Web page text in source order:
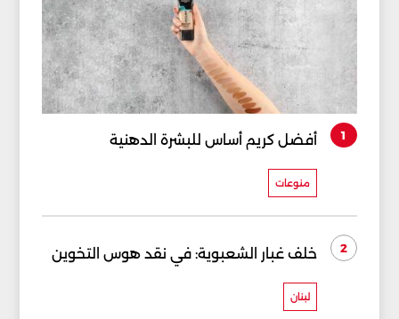
1 أفضل كريم أساس للبشرة الدهنية
منوعات
2 خلف غبار الشعبوية: في نقد هوس التخوين
لبنان